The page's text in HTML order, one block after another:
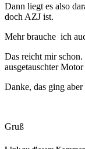
Dann liegt es also
doch AZJ ist.
Mehr brauche ich
Das reicht mir schon.
ausgetauschter
Danke, das ging
Gruß